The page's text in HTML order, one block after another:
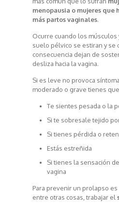
menopausia o mujeres que
más partos vaginales.
Ocurre cuando los
suelo pélvico se estiran y se
consecuencia dejan de
desliza hacia la vagina.
Si es leve no provoca
moderado o grave tienes
Te sientes pesada o la
Si te sobresale tejido
Si tienes pérdida o
Estás estreñida
Si tienes la sensación
vagina
Para prevenir un prolapso
entre otras cosas, trabajar el